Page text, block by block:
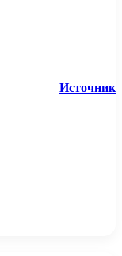
Источник